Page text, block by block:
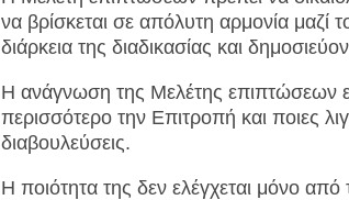
να βρίσκεται σε απόλυτη αρμονία μαζί
διάρκεια της διαδικασίας και
Η ανάγνωση της Μελέτης επιπτώσεων
περισσότερο την Επιτροπή και ποιες
διαβουλεύσεις.
Η ποιότητα της δεν ελέγχεται μόνο